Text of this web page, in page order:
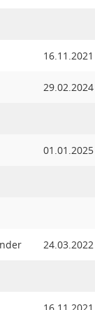
16.11.2021
29.02.2024
01.01.2025
24.03.2022